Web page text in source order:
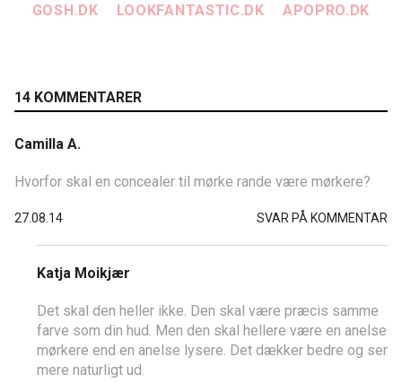
GOSH.DK
LOOKFANTASTIC.DK APOPRO.DK
14 KOMMENTARER
Camilla A.
Hvorfor skal en concealer til mørke rande være mørkere?
27.08.14 SVAR PÅ KOMMENTAR
Katja Moikjær
Det skal den heller ikke. Den skal være præcis samme
farve som din hud. Men den skal hellere være en anelse
mørkere end en anelse lysere. Det dækker bedre og ser
mere naturligt ud.